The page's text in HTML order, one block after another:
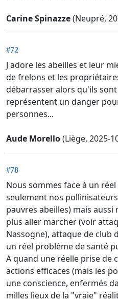
Carine Spinazze(Neupré,
#72
J adore les abeilles et leur
de frelons et les
débarrasser alors qu'ils
représentent un danger
personnes...
Aude Morello(Liège, 2025-
#78
Nous sommes face à un
seulement nos
pauvres abeilles) mais
plus aller marcher (voir
Nassogne), attaque de club
un réel problème de santé
A quand une réelle prise de
actions efficaces (mais les
une conscience, enfermés
milles lieux de la "vraie"